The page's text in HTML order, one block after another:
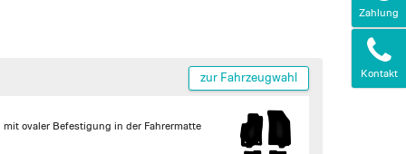
zur Fahrzeugwahl
mit ovaler Befestigung in der Fahrermatte
Zahlung
Kontakt